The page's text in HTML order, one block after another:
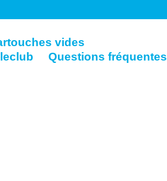
vides
Questions fréquentes